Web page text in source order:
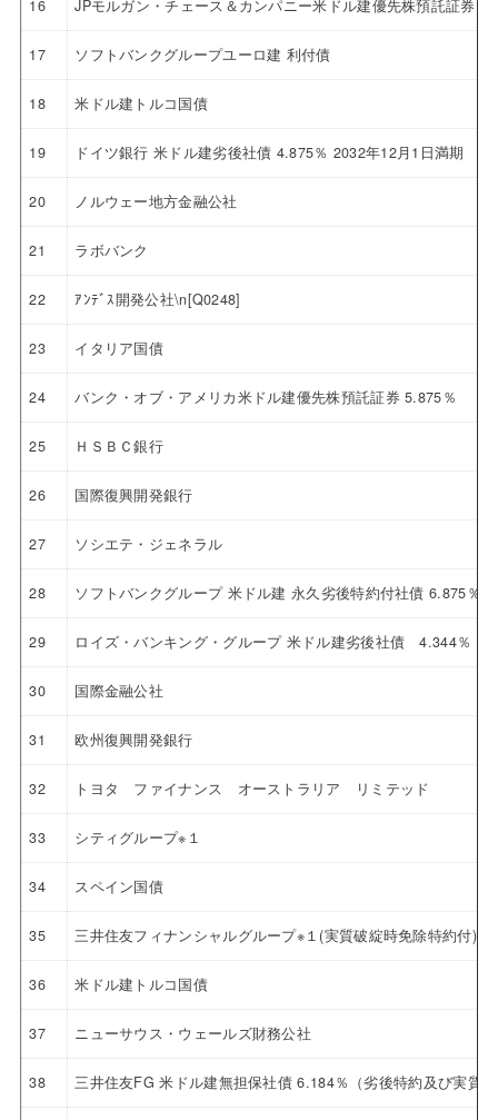
16 JPモルガン・チェース＆カンパニー米ドル建優先株預託証券
17 ソフトバンクグループユーロ建 利付債
18 米ドル建トルコ国債
19 ドイツ銀行 米ドル建劣後社債 4.875％ 2032年12月1日満期
20 ノルウェー地方金融公社
21 ラボバンク
22 ｱﾝﾃﾞｽ開発公社\n[Q0248]
23 イタリア国債
24 バンク・オブ・アメリカ米ドル建優先株預託証券 5.875％
25 ＨＳＢＣ銀行
26 国際復興開発銀行
27 ソシエテ・ジェネラル
28 ソフトバンクグループ 米ドル建 永久劣後特約付社債 6.875％
29 ロイズ・バンキング・グループ 米ドル建劣後社債 4.344％
30 国際金融公社
31 欧州復興開発銀行
32 トヨタ ファイナンス オーストラリア リミテッド
33 シティグループ※１
34 スペイン国債
35 三井住友フィナンシャルグループ※１(実質破綻時免除特約付)
36 米ドル建トルコ国債
37 ニューサウス・ウェールズ財務公社
38 三井住友FG 米ドル建無担保社債 6.184％（劣後特約及び実質